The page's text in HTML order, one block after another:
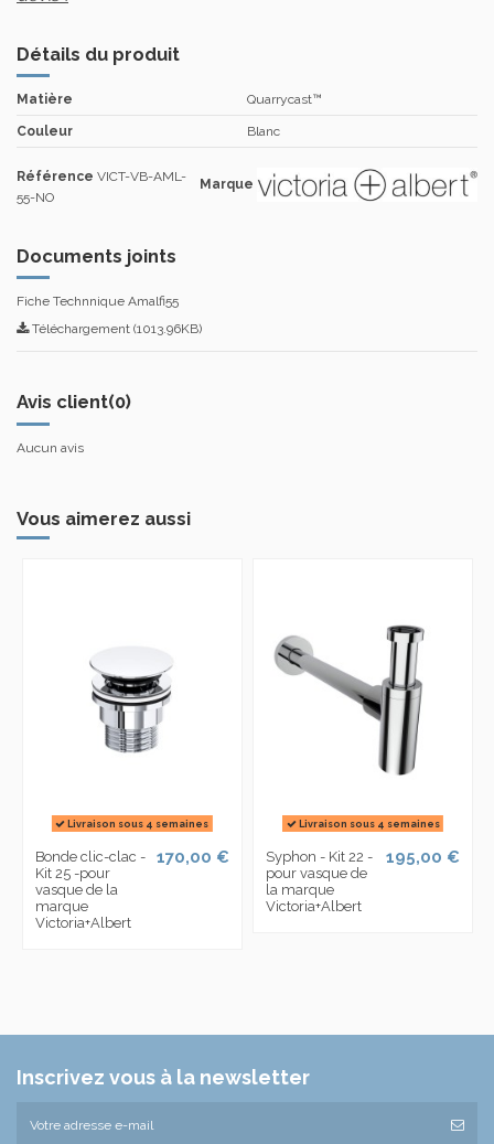
Détails du produit
Matière Quarrycast™
Couleur Blanc
Marque
Référence VICT-VB-AML-
55-NO
Documents joints
Fiche Technnique Amalfi55
Téléchargement (1013.96KB)
Avis client(0)
Aucun avis
Vous aimerez aussi
Livraison sous 4 semaines
Bonde clic-clac -
Kit 25 -pour
vasque de la
marque
Victoria+Albert
170,00 €
Livraison sous 4 semaines
Syphon - Kit 22 -
pour vasque de
la marque
Victoria+Albert
195,00 €
Inscrivez vous à la newsletter